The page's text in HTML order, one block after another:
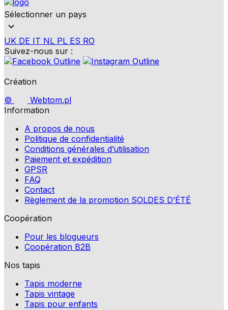
Sélectionner un pays
UK DE IT NL PL ES RO
Suivez-nous sur :
Création
©
Webtom.pl
Information
A propos de nous
Politique de confidentialité
Conditions générales d’utilisation
Paiement et expédition
GPSR
FAQ
Contact
Règlement de la promotion SOLDES D’ÉTÉ
Coopération
Pour les blogueurs
Coopération B2B
Nos tapis
Tapis moderne
Tapis vintage
Tapis pour enfants